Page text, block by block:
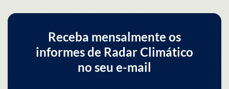
Receba mensalmente os
informes de Radar Climático
no seu e-mail